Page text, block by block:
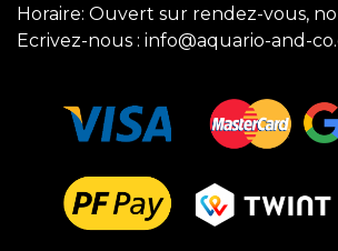
Horaire: Ouvert sur rendez-vous,
Ecrivez-nous : info@aquario-and-